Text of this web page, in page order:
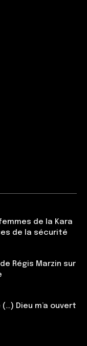
de la Kara
de la sécurité
Régis Marzin sur
Dieu m’a ouvert